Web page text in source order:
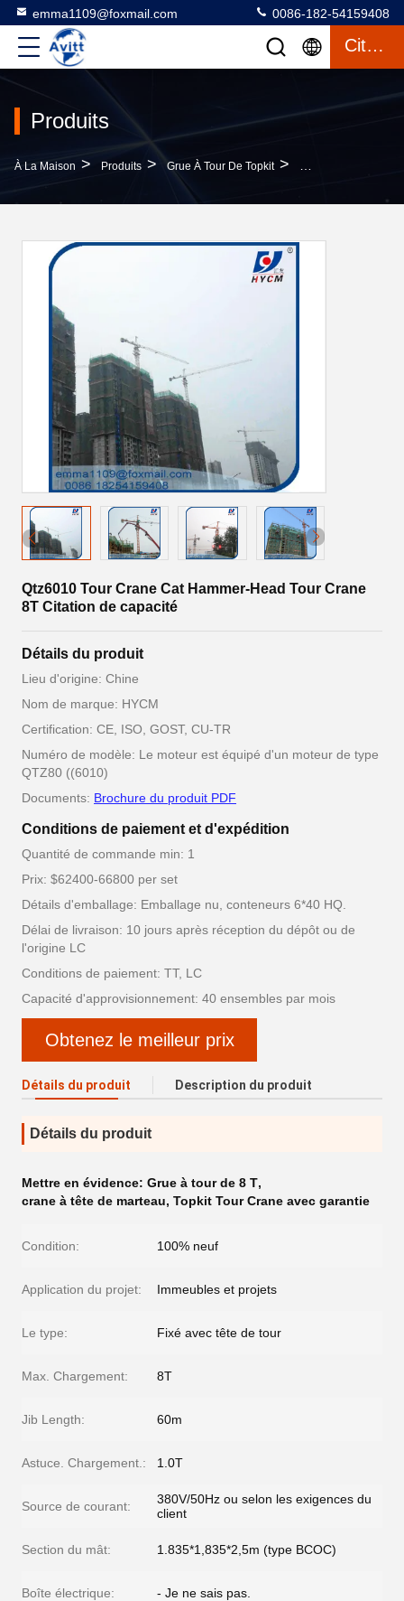
emma1109@foxmail.com 0086-182-54159408
Citation
Produits
À La Maison > Produits > Grue À Tour De Topkit > Qtz6010 Tour
Qtz6010 Tour Crane Cat Hammer-Head Tour Crane
8T Citation de capacité
Détails du produit
Lieu d'origine: Chine
Nom de marque: HYCM
Certification: CE, ISO, GOST, CU-TR
Numéro de modèle: Le moteur est équipé d'un moteur de type
QTZ80 ((6010)
Documents: Brochure du produit PDF
Conditions de paiement et d'expédition
Quantité de commande min: 1
Prix: $62400-66800 per set
Détails d'emballage: Emballage nu, conteneurs 6*40 HQ.
Délai de livraison: 10 jours après réception du dépôt ou de
l'origine LC
Conditions de paiement: TT, LC
Capacité d'approvisionnement: 40 ensembles par mois
Obtenez le meilleur prix
Détails du produit Description du produit
Détails du produit
Mettre en évidence: Grue à tour de 8 T,
crane à tête de marteau, Topkit Tour Crane avec garantie
Condition: 100% neuf
Application du projet: Immeubles et projets
Le type: Fixé avec tête de tour
Max. Chargement: 8T
Jib Length: 60m
Astuce. Chargement.: 1.0T
Source de courant:
380V/50Hz ou selon les exigences du
client
Section du mât: 1.835*1,835*2,5m (type BCOC)
Boîte électrique: - Je ne sais pas.